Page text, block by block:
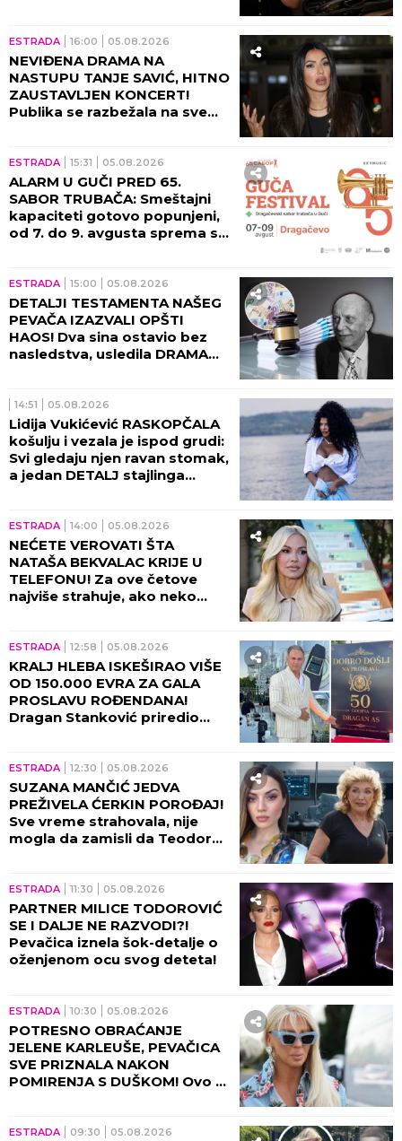
ESTRADA 16:00 05.08.2026
NEVIĐENA DRAMA NA
NASTUPU TANJE SAVIĆ, HITNO
ZAUSTAVLJEN KONCERT!
Publika se razbežala na sve
ESTRADA 15:31 05.08.2026
ALARM U GUČI PRED 65.
SABOR TRUBAČA: Smeštajni
kapaciteti gotovo popunjeni,
od 7. do 9. avgusta sprema se
ESTRADA 15:00 05.08.2026
DETALJI TESTAMENTA NAŠEG
PEVAČA IZAZVALI OPŠTI
HAOS! Dva sina ostavio bez
nasledstva, usledila DRAMA
14:51 05.08.2026
Lidija Vukićević RASKOPČALA
košulju i vezala je ispod grudi:
Svi gledaju njen ravan stomak,
a jedan DETALJ stajlinga
ESTRADA 14:00 05.08.2026
NEĆETE VEROVATI ŠTA
NATAŠA BEKVALAC KRIJE U
TELEFONU! Za ove četove
najviše strahuje, ako neko
ESTRADA 12:58 05.08.2026
KRALJ HLEBA ISKEŠIRAO VIŠE
OD 150.000 EVRA ZA GALA
PROSLAVU ROĐENDANA!
Dragan Stanković priredio
planu!
ESTRADA 12:30 05.08.2026
SUZANA MANČIĆ JEDVA
PREŽIVELA ĆERKIN POROĐAJ!
Sve vreme strahovala, nije
mogla da zamisli da Teodora
ESTRADA 11:30 05.08.2026
PARTNER MILICE TODOROVIĆ
SE I DALJE NE RAZVODI?!
Pevačica iznela šok-detalje o
oženjenom ocu svog deteta!
ESTRADA 10:30 05.08.2026
POTRESNO OBRAĆANJE
JELENE KARLEUŠE, PEVAČICA
SVE PRIZNALA NAKON
POMIRENJA S DUŠKOM! Ovo ni
ESTRADA 09:30 05.08.2026